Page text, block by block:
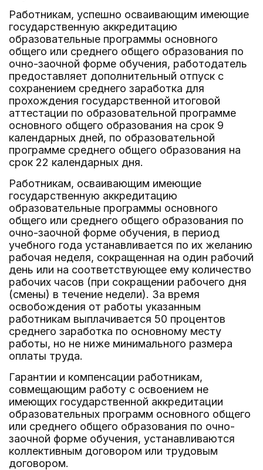
Работникам, успешно осваивающим имеющие
государственную аккредитацию
образовательные программы основного
общего или среднего общего образования по
очно-заочной форме обучения, работодатель
предоставляет дополнительный отпуск с
сохранением среднего заработка для
прохождения государственной итоговой
аттестации по образовательной программе
основного общего образования на срок 9
календарных дней, по образовательной
программе среднего общего образования на
срок 22 календарных дня.
Работникам, осваивающим имеющие
государственную аккредитацию
образовательные программы основного
общего или среднего общего образования по
очно-заочной форме обучения, в период
учебного года устанавливается по их желанию
рабочая неделя, сокращенная на один рабочий
день или на соответствующее ему количество
рабочих часов (при сокращении рабочего дня
(смены) в течение недели). За время
освобождения от работы указанным
работникам выплачивается 50 процентов
среднего заработка по основному месту
работы, но не ниже минимального размера
оплаты труда.
Гарантии и компенсации работникам,
совмещающим работу с освоением не
имеющих государственной аккредитации
образовательных программ основного общего
или среднего общего образования по очно-
заочной форме обучения, устанавливаются
коллективным договором или трудовым
договором.